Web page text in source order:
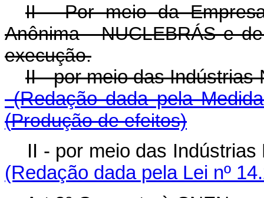
II - Por meio da
Anônima - NUCLEBRÁS e
execução.
II - por meio das
(Redação dada pela
(Produção de efeitos)
II - por meio das
(Redação dada pela Lei nº